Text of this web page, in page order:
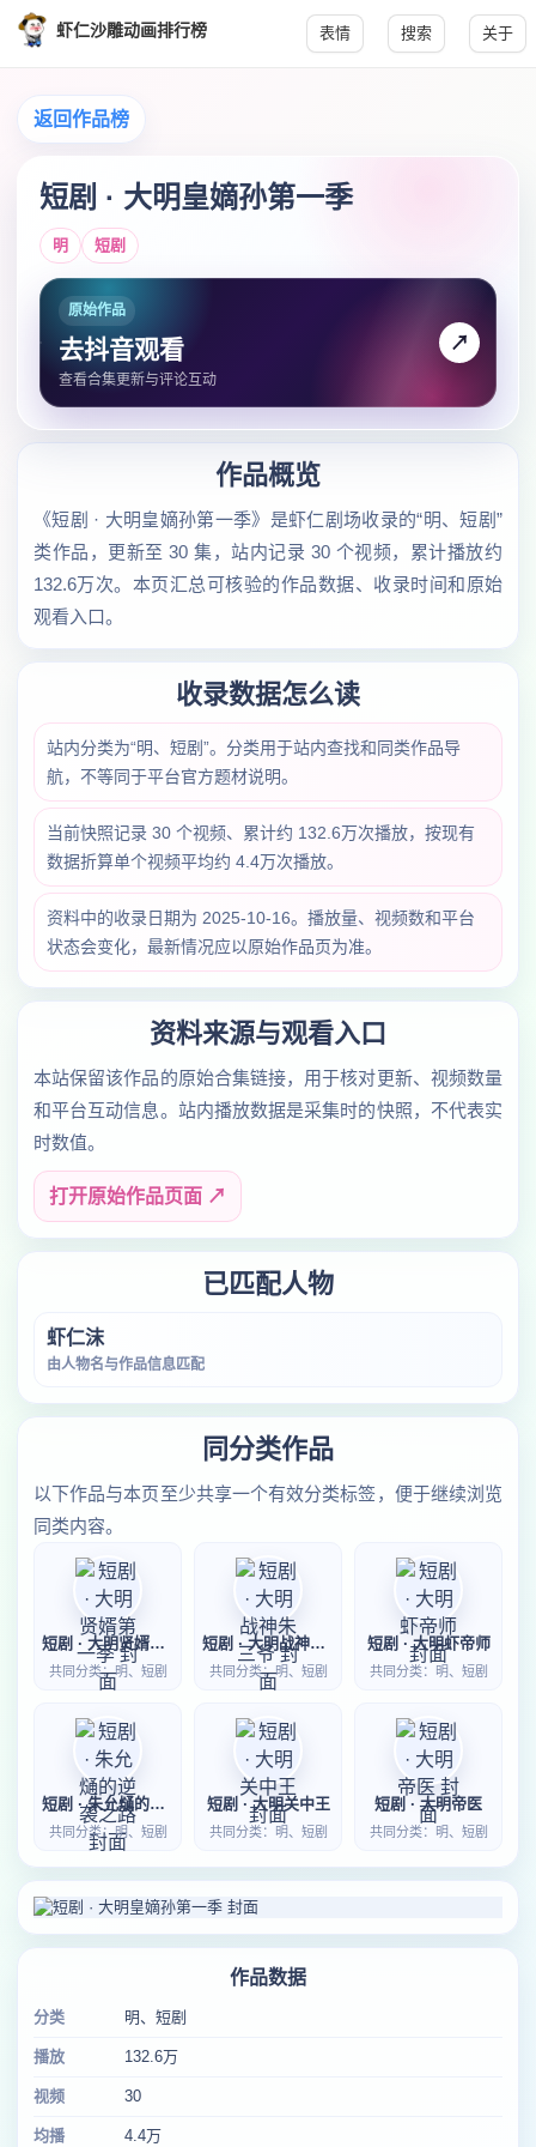
虾仁沙雕动画排行榜 表情 搜索 关于
返回作品榜
短剧 · 大明皇嫡孙第一季
明 短剧
原始作品
去抖音观看
查看合集更新与评论互动
↗
作品概览
《短剧 · 大明皇嫡孙第一季》是虾仁剧场收录的“明、短剧”
类作品，更新至 30 集，站内记录 30 个视频，累计播放约
132.6万次。本页汇总可核验的作品数据、收录时间和原始
观看入口。
收录数据怎么读
站内分类为“明、短剧”。分类用于站内查找和同类作品导
航，不等同于平台官方题材说明。
当前快照记录 30 个视频、累计约 132.6万次播放，按现有
数据折算单个视频平均约 4.4万次播放。
资料中的收录日期为 2025-10-16。播放量、视频数和平台
状态会变化，最新情况应以原始作品页为准。
资料来源与观看入口
本站保留该作品的原始合集链接，用于核对更新、视频数量
和平台互动信息。站内播放数据是采集时的快照，不代表实
时数值。
打开原始作品页面 ↗
已匹配人物
虾仁沫
由人物名与作品信息匹配
同分类作品
以下作品与本页至少共享一个有效分类标签，便于继续浏览
同类内容。
短剧 · 大明贤婿第一季
共同分类：明、短剧
短剧 · 大明战神朱三爷
共同分类：明、短剧
短剧 · 大明虾帝师
共同分类：明、短剧
短剧 · 朱允熥的逆袭之路
共同分类：明、短剧
短剧 · 大明关中王
共同分类：明、短剧
短剧 · 大明帝医
共同分类：明、短剧
作品数据
分类 明、短剧
播放 132.6万
视频 30
均播 4.4万